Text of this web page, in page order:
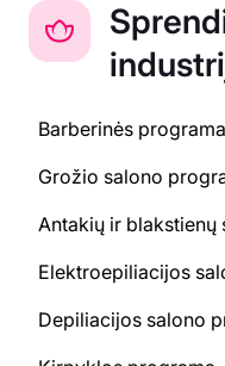
Barberinės programa
Grožio salono
Antakių ir
Elektroepiliacijos
Depiliacijos salono